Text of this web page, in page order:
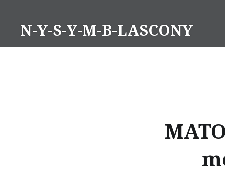
contenuN-Y-S-Y-M-B-LASCONY